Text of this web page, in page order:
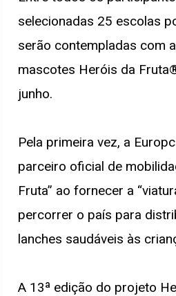
selecionadas 25 escolas
serão contempladas com
mascotes Heróis da
junho.
Pela primeira vez, a
parceiro oficial de
Fruta” ao fornecer a
percorrer o país para
lanches saudáveis às
A 13ª edição do projeto